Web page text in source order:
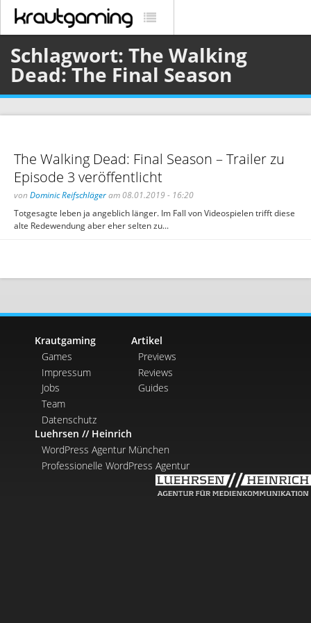
Schlagwort: The Walking
Dead: The Final Season
The Walking Dead: Final Season – Trailer zu
Episode 3 veröffentlicht
von Dominic Reifschlägeram 08.01.2019 - 16:20
Totgesagte leben ja angeblich länger. Im Fall von Videospielen trifft diese
alte Redewendung aber eher selten zu...
Krautgaming
Games
Impressum
Jobs
Team
Datenschutz
Artikel
Previews
Reviews
Guides
Luehrsen // Heinrich
WordPress Agentur München
Professionelle WordPress Agentur